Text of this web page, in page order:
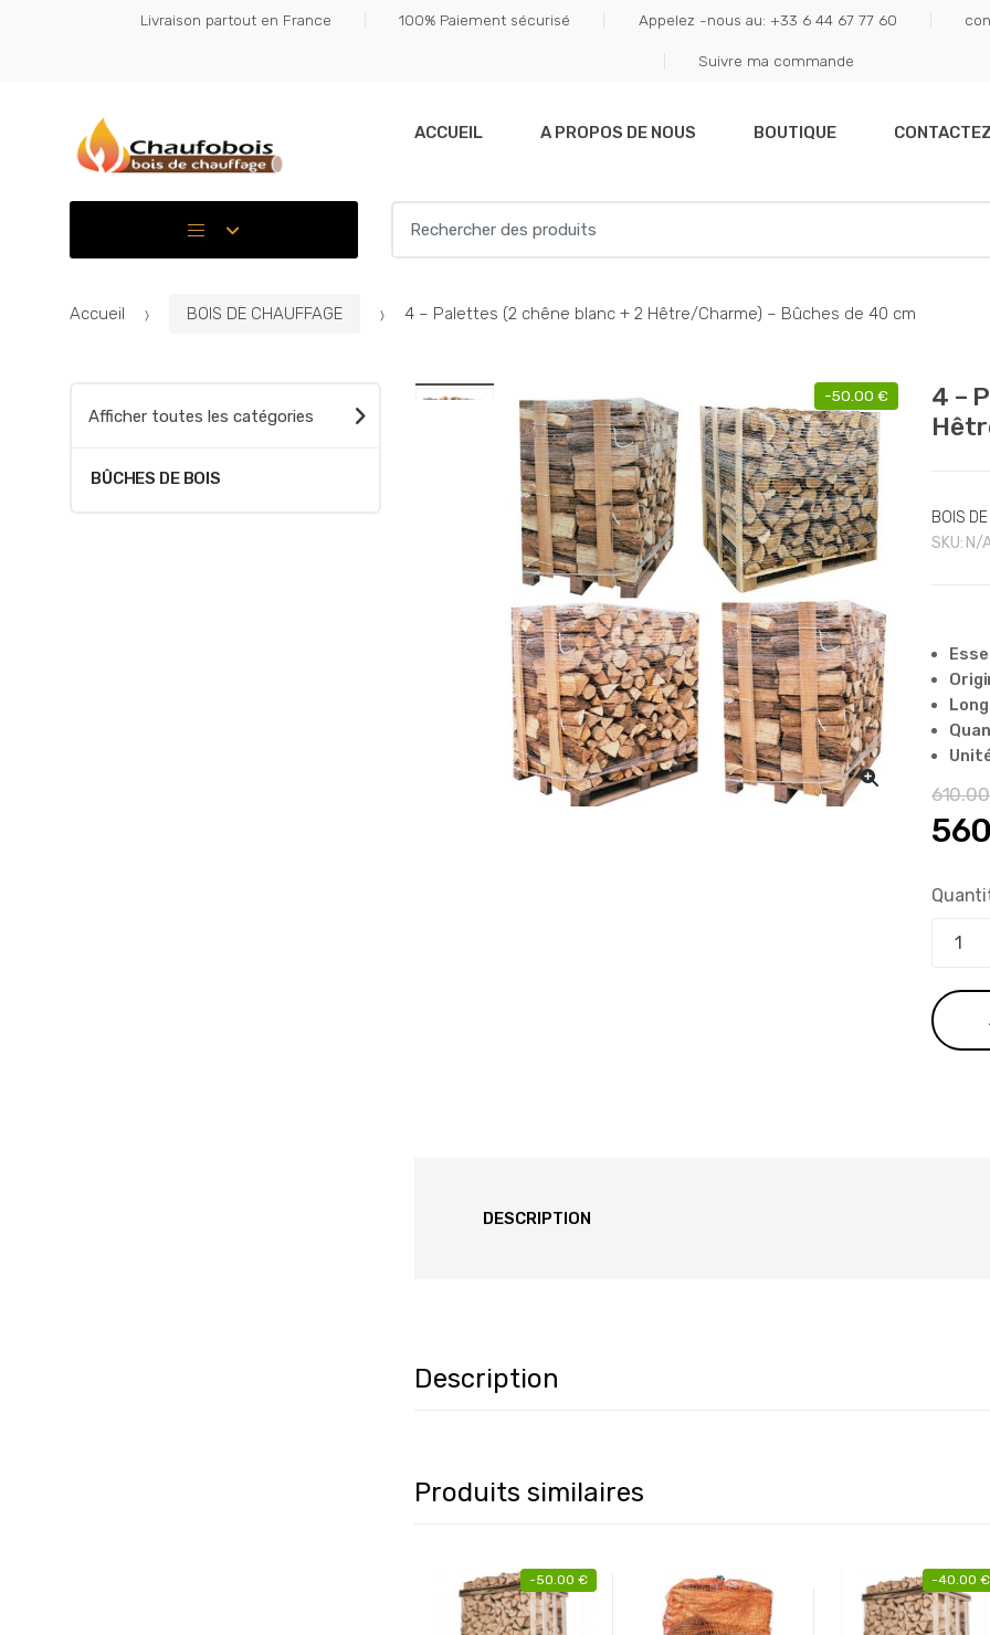
Livraison partout en France 100% Paiement sécurisé Appelez -nous au: +33 6 44 67 77 60
Suivre ma commande
ACCUEIL A PROPOS DE NOUS BOUTIQUE
Accueil BOIS DE CHAUFFAGE 4 – Palettes (2 chêne blanc + 2 Hêtre/Charme) – Bûches de 40 cm
-50.00 €
4 –
BOIS
SKU: N/
Le
prix
DESCRIPTION
Description
Produits similaires
-50.00 € -40.00 €
Afficher toutes les catégories
BÛCHES DE BOIS